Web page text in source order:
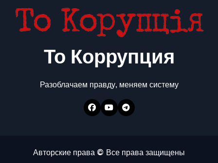
То Коррупция
Разоблачаем правду, меняем систему
Авторские права © Все права защищены